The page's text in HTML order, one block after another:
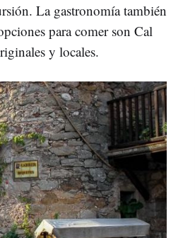
La gastronomía también
para comer son Cal
y locales.